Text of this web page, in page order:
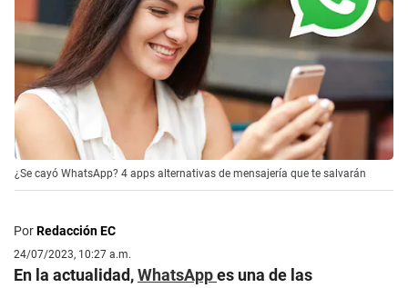
¿Se cayó WhatsApp? 4 apps alternativas de mensajería que te salvarán
PorRedacción EC
24/07/2023, 10:27 a.m.
En la actualidad,WhatsAppes una de las